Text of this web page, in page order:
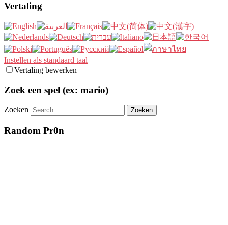
Vertaling
Instellen als standaard taal
Vertaling bewerken
Zoek een spel (ex: mario)
Zoeken
Random Pr0n